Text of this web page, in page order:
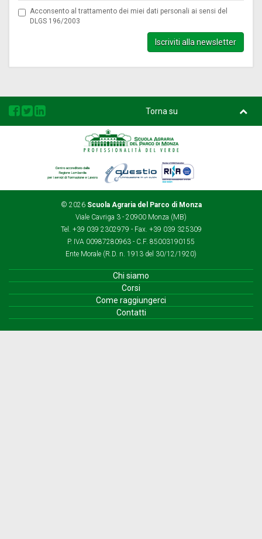
Acconsento al trattamento dei miei dati personali ai sensi del
DLGS 196/2003
Iscriviti alla newsletter
Torna su
Regione
Lombardia
Questio Rina
© 2026 Scuola Agraria del Parco di Monza
Viale Cavriga 3 - 20900 Monza (MB)
Tel. +39 039 2302979 - Fax. +39 039 325309
P. IVA 00987280963 - C.F. 85003190155
Ente Morale (R.D. n. 1913 del 30/12/1920)
Chi siamo
Corsi
Come raggiungerci
Contatti